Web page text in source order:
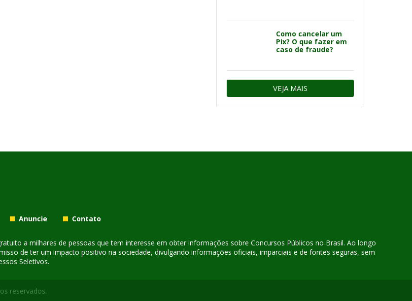
Como cancelar um
Pix? O que fazer em
caso de fraude?
VEJA MAIS
Anuncie Contato
a milhares de pessoas que tem interesse em obter informações sobre Concursos Públicos no Brasil. Ao longo
de ter um impacto positivo na sociedade, divulgando informações oficiais, imparciais e de fontes seguras, sem
Seletivos.
reservados.